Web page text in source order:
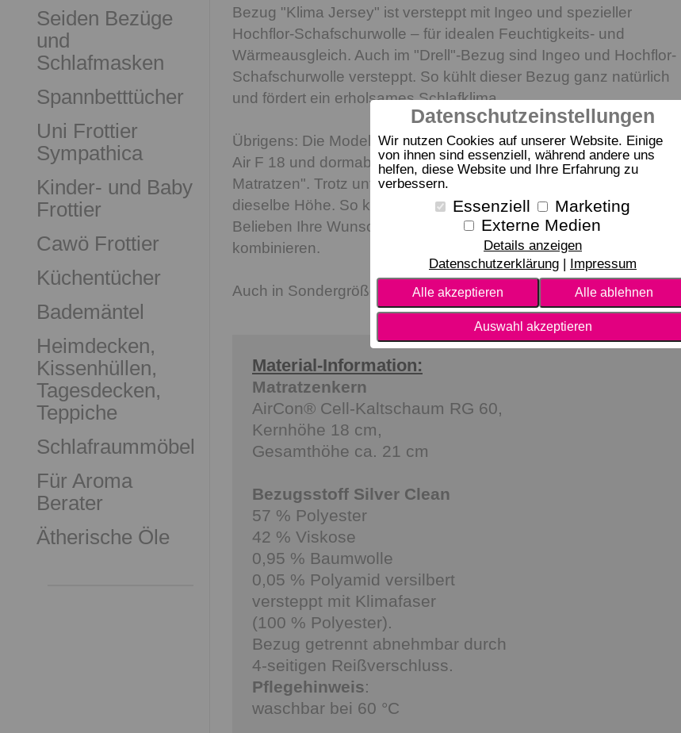
Datenschutzeinstellungen
Wir nutzen Cookies auf unserer Website. Einige
von ihnen sind essenziell, während andere uns
helfen, diese Website und Ihre Erfahrung zu
verbessern.
Essenziell
Marketing
Externe Medien
Details anzeigen
Datenschutzerklärung
Impressum
Alle akzeptieren Alle ablehnen
Auswahl akzeptieren
Seiden Bezüge
und
Schlafmasken
Spannbetttücher
Uni Frottier
Sympathica
Kinder- und Baby
Frottier
Cawö Frottier
Küchentücher
Bademäntel
Heimdecken,
Kissenhüllen,
Tagesdecken,
Teppiche
Schlafraummöbel
Für Aroma
Berater
Ätherische Öle
Bezug "Klima Jersey" ist versteppt mit Ingeo und spezieller
Hochflor-Schafschurwolle – für idealen Feuchtigkeits- und
Wärmeausgleich. Auch im "Drell"-Bezug sind Ingeo und Hochflor-
Schafschurwolle versteppt. So kühlt dieser Bezug ganz natürlich
und fördert ein erholsames Schlafklima.
Übrigens: Die Modelle dormabell Innova Air S 18, dormabell Innova
Air F 18 und dormabell Innova Air T 18 sind ideale "Partner-
Matratzen". Trotz unterschiedlicher Eigenschaften haben alle drei
dieselbe Höhe. So können Sie und Ihr Partner nach persönlichem
Belieben Ihre Wunsch-Matratzen in einem Bett miteinander
kombinieren.
Auch in Sondergrößen erhältlich.
Material-Information:
Matratzenkern
AirCon® Cell-Kaltschaum RG 60,
Kernhöhe 18 cm,
Gesamthöhe ca. 21 cm
Bezugsstoff Silver Clean
57 % Polyester
42 % Viskose
0,95 % Baumwolle
0,05 % Polyamid versilbert
versteppt mit Klimafaser
(100 % Polyester).
Bezug getrennt abnehmbar durch
4-seitigen Reißverschluss.
Pflegehinweis:
waschbar bei 60 °C